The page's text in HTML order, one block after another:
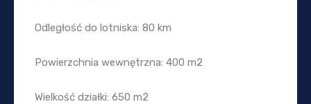
Odległość do lotniska: 80 km
Powierzchnia wewnętrzna: 400 m2
Wielkość działki: 650 m2